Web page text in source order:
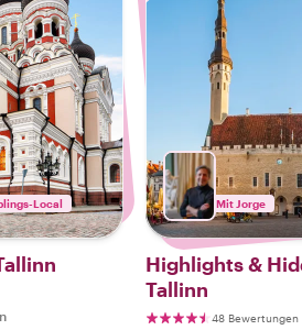
Local Mit Jorge
Highlights &
Tallinn
48 Bewertungen